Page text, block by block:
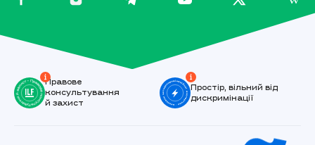
Правове
консультування
й захист
Простір, вільний від
дискримінації